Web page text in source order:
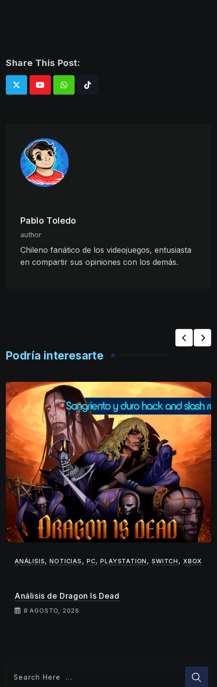
Share This Post:
WhatsappTiktok
Pablo Toledo
author
Chileno fanático de los videojuegos, entusiasta
en compartir sus opiniones con los demás.
Podría interesarte
ANÁLISIS,NOTICIAS , PC,PLAYSTATION ,SWITCH ,XBOX
Análisis de Dragon Is Dead
8 AGOSTO, 2026